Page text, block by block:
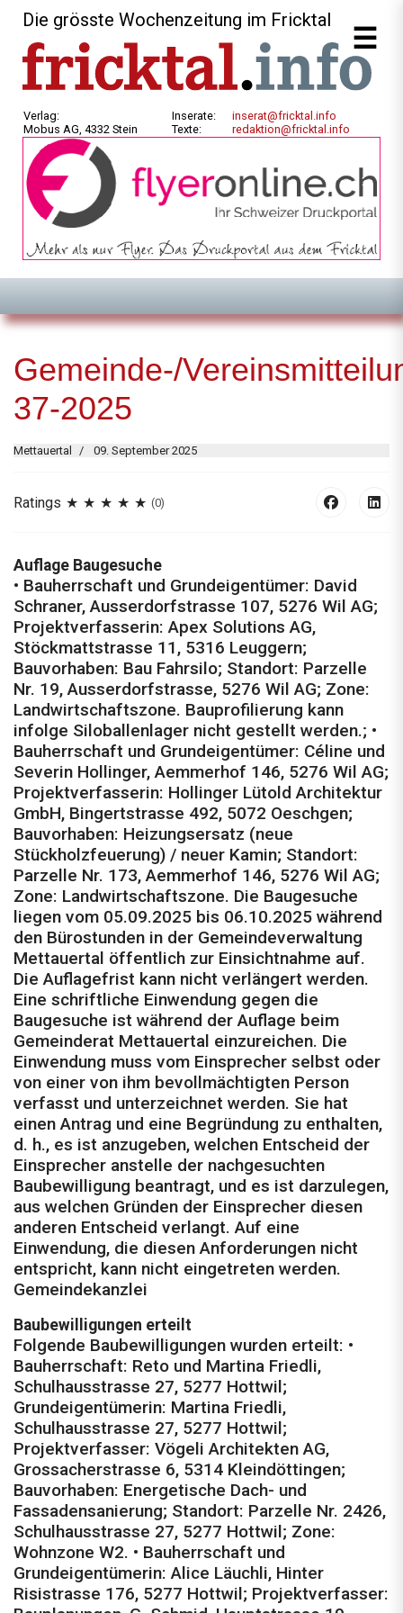
Die grösste Wochenzeitung im Fricktal
Verlag:
Mobus AG, 4332 Stein
Inserate:
Texte:
inserat@fricktal.info
redaktion@fricktal.info
Gemeinde-/
37-2025
Mettauertal 09. September 2025
Ratings (0)
Auflage Baugesuche
• Bauherrschaft und Grundeigentümer: David
Schraner, Ausserdorfstrasse 107, 5276 Wil AG;
Projektverfasserin: Apex Solutions AG,
Stöckmattstrasse 11, 5316 Leuggern;
Bauvorhaben: Bau Fahrsilo; Standort: Parzelle
Nr. 19, Ausserdorfstrasse, 5276 Wil AG; Zone:
Landwirtschaftszone. Bauprofilierung kann
infolge Siloballenlager nicht gestellt werden.; •
Bauherrschaft und Grundeigentümer: Céline und
Severin Hollinger, Aemmerhof 146, 5276 Wil AG;
Projektverfasserin: Hollinger Lütold Architektur
GmbH, Bingertstrasse 492, 5072 Oeschgen;
Bauvorhaben: Heizungsersatz (neue
Stückholzfeuerung) / neuer Kamin; Standort:
Parzelle Nr. 173, Aemmerhof 146, 5276 Wil AG;
Zone: Landwirtschaftszone. Die Baugesuche
liegen vom 05.09.2025 bis 06.10.2025 während
den Bürostunden in der Gemeindeverwaltung
Mettauertal öffentlich zur Einsichtnahme auf.
Die Auflagefrist kann nicht verlängert werden.
Eine schriftliche Einwendung gegen die
Baugesuche ist während der Auflage beim
Gemeinderat Mettauertal einzureichen. Die
Einwendung muss vom Einsprecher selbst oder
von einer von ihm bevollmächtigten Person
verfasst und unterzeichnet werden. Sie hat
einen Antrag und eine Begründung zu enthalten,
d. h., es ist anzugeben, welchen Entscheid der
Einsprecher anstelle der nachgesuchten
Baubewilligung beantragt, und es ist darzulegen,
aus welchen Gründen der Einsprecher diesen
anderen Entscheid verlangt. Auf eine
Einwendung, die diesen Anforderungen nicht
entspricht, kann nicht eingetreten werden.
Gemeindekanzlei
Baubewilligungen erteilt
Folgende Baubewilligungen wurden erteilt: •
Bauherrschaft: Reto und Martina Friedli,
Schulhausstrasse 27, 5277 Hottwil;
Grundeigentümerin: Martina Friedli,
Schulhausstrasse 27, 5277 Hottwil;
Projektverfasser: Vögeli Architekten AG,
Grossacherstrasse 6, 5314 Kleindöttingen;
Bauvorhaben: Energetische Dach- und
Fassadensanierung; Standort: Parzelle Nr. 2426,
Schulhausstrasse 27, 5277 Hottwil; Zone:
Wohnzone W2. • Bauherrschaft und
Grundeigentümerin: Alice Läuchli, Hinter
Risistrasse 176, 5277 Hottwil; Projektverfasser: